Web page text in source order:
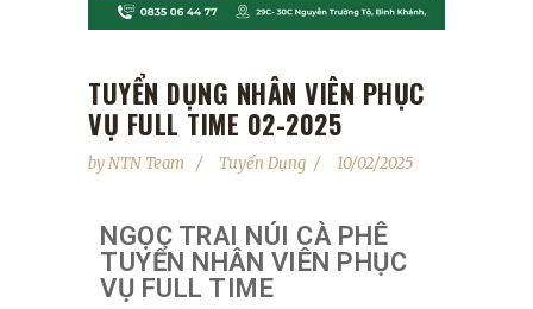
TUYỂN DỤNG NHÂN VIÊN PHỤC
VỤ FULL TIME 02-2025
byNTN Team Tuyển Dụng 10/02/2025
NGỌC TRAI NÚI CÀ PHÊ
TUYỂN NHÂN VIÊN PHỤC
VỤ FULL TIME